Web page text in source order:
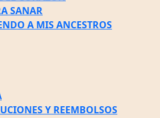
SANAR
A MIS ANCESTROS
Y REEMBOLSOS